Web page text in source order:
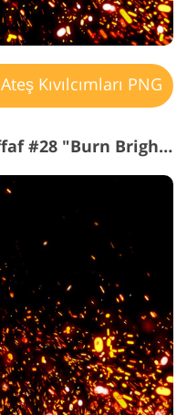
Ateş Kıvılcımları PNG
Ateş Kıvılcımları PNG Şeffaf #28 "Burn Brightly"